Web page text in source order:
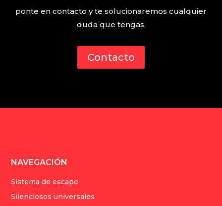
ponte en contacto y te solucionaremos cualquier
duda que tengas.
Contacto
NAVEGACIÓN
Sistema de escape
Silenciosos universales